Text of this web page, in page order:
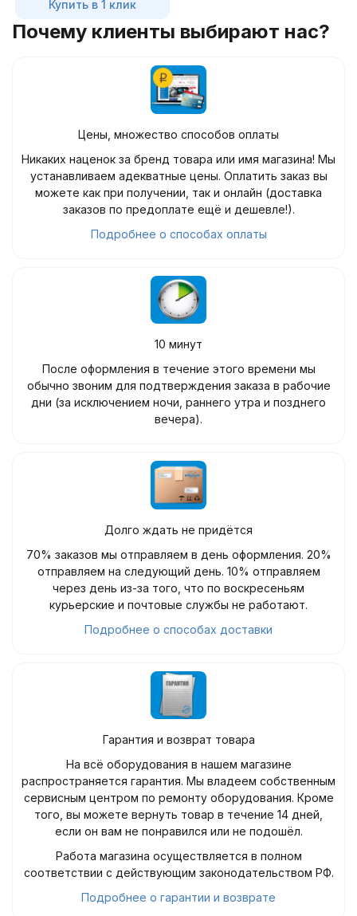
Купить в 1 клик
Почему клиенты выбирают нас?
Цены, множество способов оплаты
Никаких наценок за бренд товара или имя магазина! Мы
устанавливаем адекватные цены. Оплатить заказ вы
можете как при получении, так и онлайн (доставка
заказов по предоплате ещё и дешевле!).
Подробнее о способах оплаты
10 минут
После оформления в течение этого времени мы
обычно звоним для подтверждения заказа в рабочие
дни (за исключением ночи, раннего утра и позднего
вечера).
Долго ждать не придётся
70% заказов мы отправляем в день оформления. 20%
отправляем на следующий день. 10% отправляем
через день из-за того, что по воскресеньям
курьерские и почтовые службы не работают.
Подробнее о способах доставки
Гарантия и возврат товара
На всё оборудования в нашем магазине
распространяется гарантия. Мы владеем собственным
сервисным центром по ремонту оборудования. Кроме
того, вы можете вернуть товар в течение 14 дней,
если он вам не понравился или не подошёл.
Работа магазина осуществляется в полном
соответствии с действующим законодательством РФ.
Подробнее о гарантии и возврате